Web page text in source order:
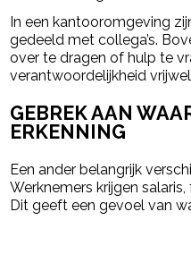
In een kantooromgeving
gedeeld met collega’s.
over te dragen of hulp te
verantwoordelijkheid
GEBREK AAN
ERKENNING
Een ander belangrijk
Werknemers krijgen
Dit geeft een gevoel van